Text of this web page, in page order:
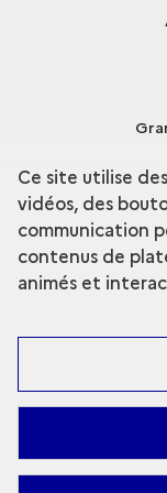
Découvrir la
Ce site utilise
vidéos, des
communication
contenus de
animés et